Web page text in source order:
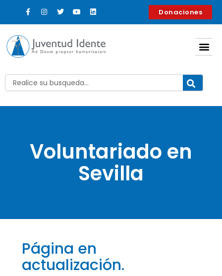
Donaciones
Voluntariado en
Sevilla
Página en
actualización.